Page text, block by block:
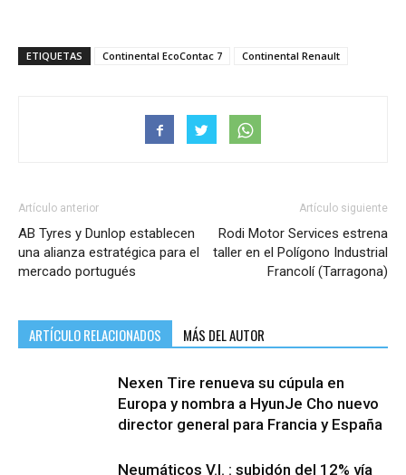
ETIQUETAS Continental EcoContac 7 Continental Renault
Artículo anterior
AB Tyres y Dunlop establecen
una alianza estratégica para el
mercado portugués
Artículo siguiente
Rodi Motor Services estrena
taller en el Polígono Industrial
Francolí (Tarragona)
ARTÍCULO RELACIONADOS MÁS DEL AUTOR
Nexen Tire renueva su cúpula en
Europa y nombra a HyunJe Cho nuevo
director general para Francia y España
Neumáticos V.I. : subidón del 12% vía